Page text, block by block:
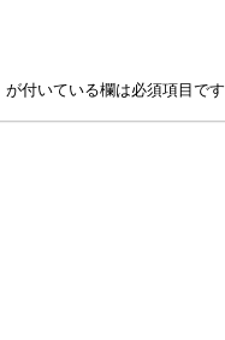
が付いている欄は必須項目です